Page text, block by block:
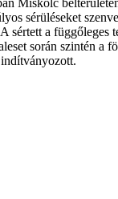
Miskolc
sérüléseket
a
során szintén a